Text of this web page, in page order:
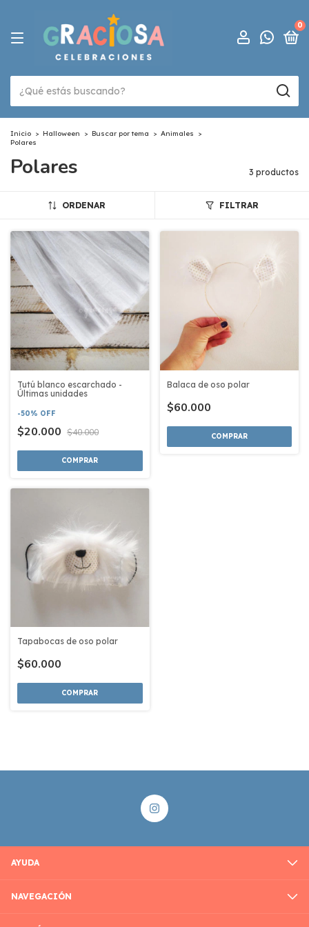
0
Inicio > Halloween > Buscar por tema > Animales
>
Polares
Polares 3 productos
ORDENAR FILTRAR
Tutú blanco escarchado -
Últimas unidades
-50% OFF
$20.000 $40.000
COMPRAR
Balaca de oso polar
$60.000
COMPRAR
Tapabocas de oso polar
$60.000
COMPRAR
AYUDA
NAVEGACIÓN